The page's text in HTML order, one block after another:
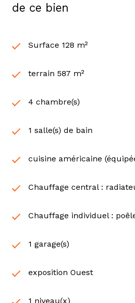
de ce bien
Surface 128 m²
terrain 587 m²
4 chambre(s)
1 salle(s) de bain
cuisine américaine
Chauffage central :
Chauffage individuel :
1 garage(s)
exposition Ouest
1 niveau(x)